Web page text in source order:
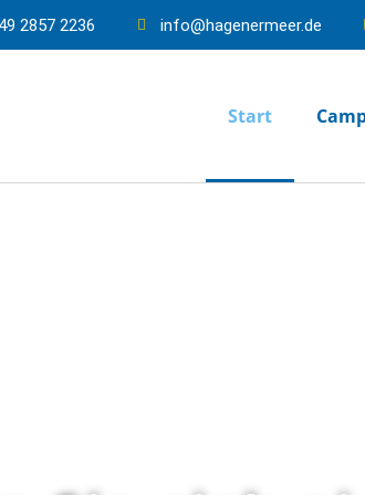
2857 2236 info@hagenermeer.de
Start